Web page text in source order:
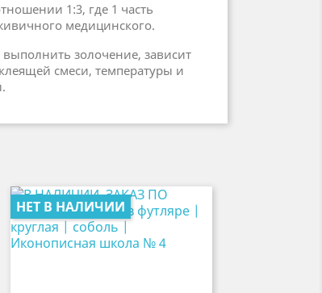
1:3, где 1 часть
медицинского.
золочение, зависит
смеси, температуры и
НЕТ В НАЛИЧИИ